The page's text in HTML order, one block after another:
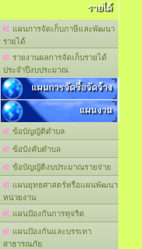
รายได้
แผนการจัดเก็บภาษีและพัฒนา
รายได้
รายงานผลการจัดเก็บรายได้
ประจำปีงบประมาณ
แผนการจัดซื้อจัดจ้าง
แผนงาน
ข้อบัญญัติตำบล
ข้อบังคับตำบล
ข้อบัญญัติงบประมาณรายจ่าย
แผนยุทธศาสตร์หรือแผนพัฒนา
หน่วยงาน
แผนปัองกันการทุจริต
แผนปัองกันและบรรเทา
สาธารณภัย